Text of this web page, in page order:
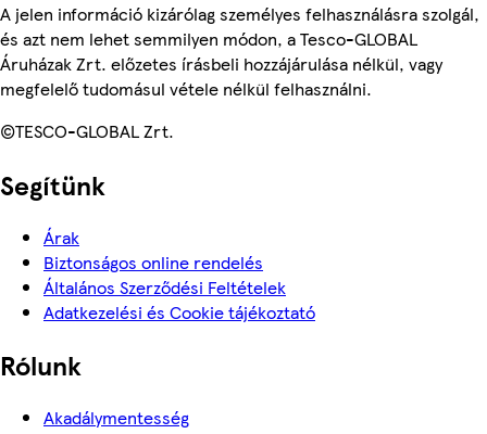
A jelen információ kizárólag személyes felhasználásra szolgál,
és azt nem lehet semmilyen módon, a Tesco-GLOBAL
Áruházak Zrt. előzetes írásbeli hozzájárulása nélkül, vagy
megfelelő tudomásul vétele nélkül felhasználni.
©TESCO-GLOBAL Zrt.
Segítünk
Árak
Biztonságos online rendelés
Általános Szerződési Feltételek
Adatkezelési és Cookie tájékoztató
Rólunk
Akadálymentesség